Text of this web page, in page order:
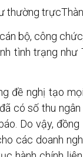
thường
bộ, công
tình trạng như
đề nghị tạo
có số thu
Do vậy,
các doanh